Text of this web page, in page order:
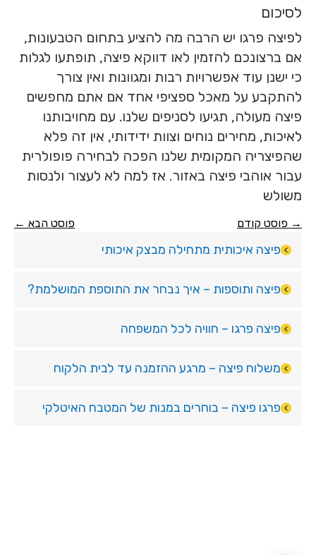
לסיכום
לפיצה פרגו יש הרבה מה להציע בתחום הטבעונות,
אם ברצונכם להזמין לאו דווקא פיצה, תופתעו לגלות
כי ישנן עוד אפשרויות רבות ומגוונות ואין צורך
להתקבע על מאכל ספציפי אחד אם אתם מחפשים
פיצה מעולה, תגיעו לסניפים שלנו. עם מחויבותנו
לאיכות, מחירים נוחים וצוות ידידותי, אין זה פלא
שהפיצריה המקומית שלנו הפכה לבחירה פופולרית
עבור אוהבי פיצה באזור. אז למה לא לעצור ולנסות
משולש
ניווט
→ פוסט קודם פוסט הבא ←
פיצה איכותית מתחילה מבצק איכותי
פיצה ותוספות – איך נבחר את התוספת המושלמת?
פיצה פרגו – חוויה לכל המשפחה
משלוח פיצה – מרגע ההזמנה עד לבית הלקוח
פרגו פיצה – בוחרים במנות של המטבח האיטלקי